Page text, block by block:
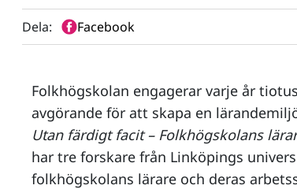
Dela: Facebook
Folkhögskolan engagerar varje år
avgörande för att skapa en
Utan färdigt facit – Folkhögskolans
har tre forskare från Linköpings
folkhögskolans lärare och deras